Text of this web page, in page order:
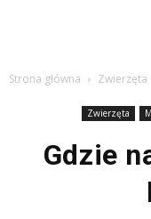
Strona główna Zwierzęta
Zwierzęta
Gdzie